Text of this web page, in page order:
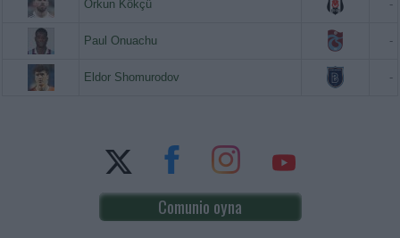
Orkun Kökçü -
Paul Onuachu -
Eldor Shomurodov -
Comunio oyna